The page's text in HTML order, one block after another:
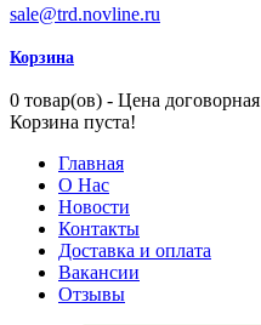
sale@trd.novline.ru
Корзина
0 товар(ов) - Цена договорная
Корзина пуста!
Главная
О Нас
Новости
Контакты
Доставка и оплата
Вакансии
Отзывы